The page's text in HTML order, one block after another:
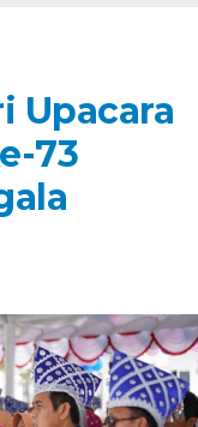
Upacara
73